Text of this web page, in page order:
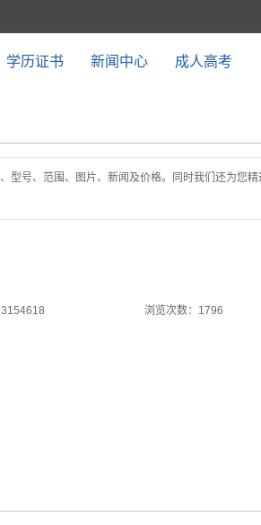
学历证书 新闻中心 成人高考
型号、范围、图片、新闻及价格。同时我们还为您精
浏览次数：1796